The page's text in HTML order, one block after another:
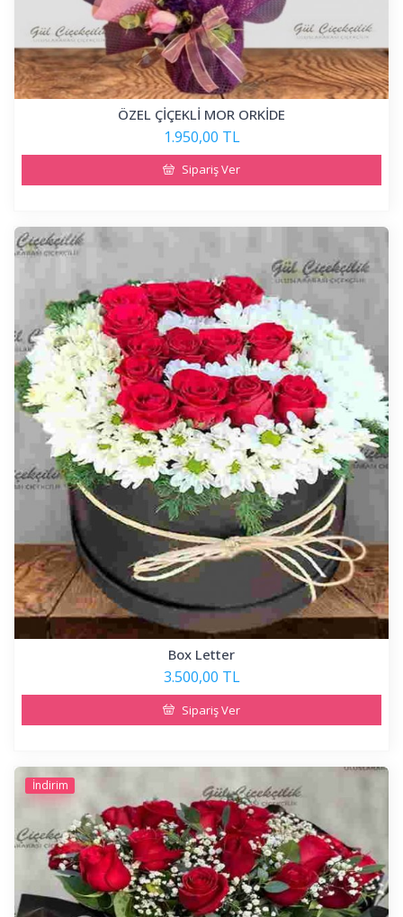
ÖZEL ÇİÇEKLİ MOR ORKİDE
1.950,00 TL
Sipariş Ver
Box Letter
3.500,00 TL
Sipariş Ver
İndirim